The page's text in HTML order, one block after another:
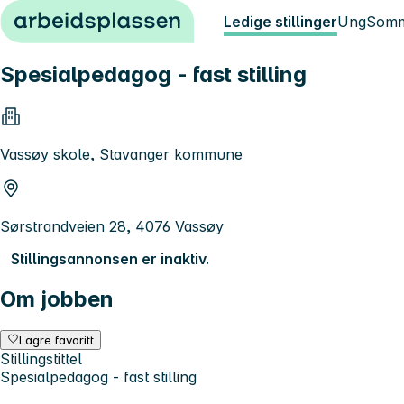
Hopp til innhold Ledige stillingerUng
Spesialpedagog - fast stilling
Vassøy skole, Stavanger kommune
Sørstrandveien 28, 4076 Vassøy
Stillingsannonsen er inaktiv.
Om jobben
Lagre favoritt
Stillingstittel
Spesialpedagog - fast stilling